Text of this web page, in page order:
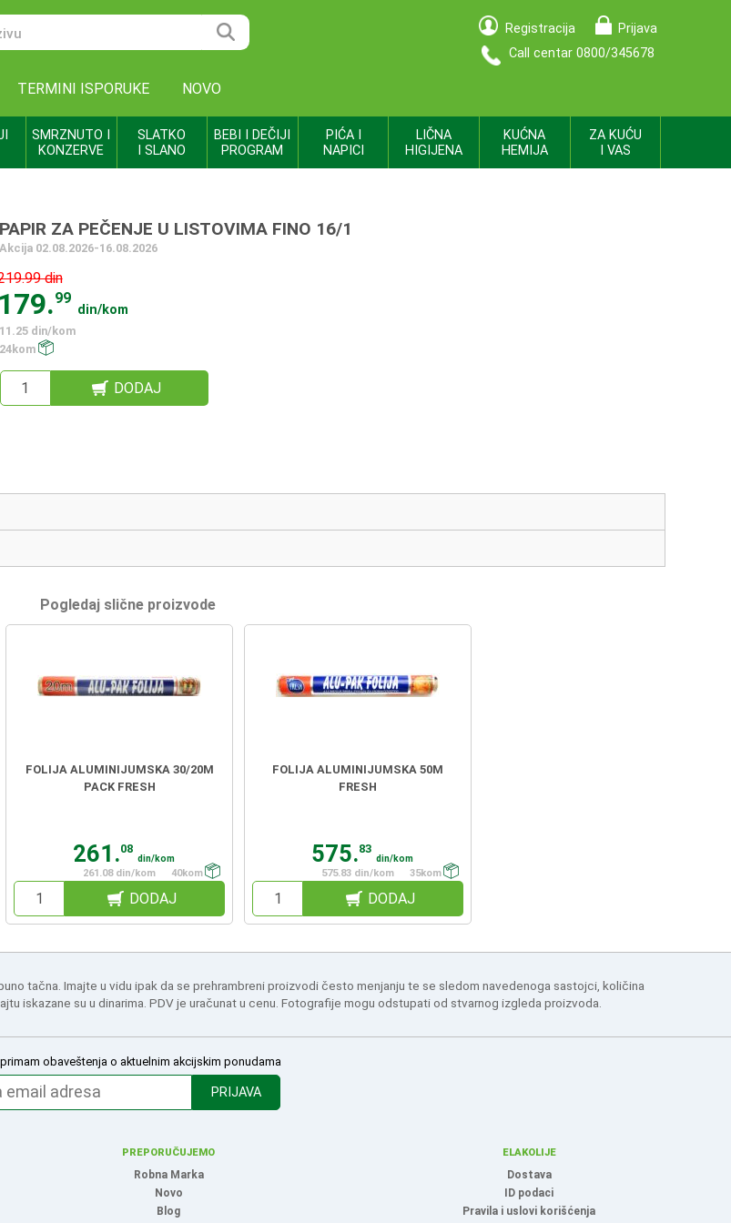
Registracija
Prijava
Call centar 0800/345678
TERMINI ISPORUKE NOVO
SMRZNUTO I
KONZERVE
SLATKO
I SLANO
BEBI I DEČIJI
PROGRAM
PIĆA I
NAPICI
LIČNA
HIGIJENA
KUĆNA
HEMIJA
ZA KUĆU
I VAS
PAPIR ZA PEČENJE U LISTOVIMA FINO 16/1
Akcija 02.08.2026-16.08.2026
din
179.99
din/kom
11.25 din/kom
24kom
DODAJ
Pogledaj slične proizvode
FOLIJA ALUMINIJUMSKA 30/20M
PACK FRESH
261.08
din/kom
261.08 din/kom
40kom
DODAJ
FOLIJA ALUMINIJUMSKA 50M
FRESH
575.83
din/kom
575.83 din/kom
35kom
DODAJ
tačna. Imajte u vidu ipak da se prehrambreni proizvodi često menjanju te se sledom navedenoga sastojci, količina
iskazane su u dinarima. PDV je uračunat u cenu. Fotografije mogu odstupati od stvarnog izgleda proizvoda.
obaveštenja o aktuelnim akcijskim ponudama
PRIJAVA
PREPORUČUJEMO
Robna Marka
Novo
Blog
ELAKOLIJE
Dostava
ID podaci
Pravila i uslovi korišćenja